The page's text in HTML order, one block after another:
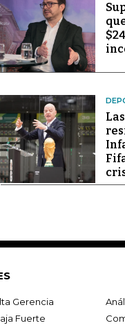
Gerencia
Fuerte